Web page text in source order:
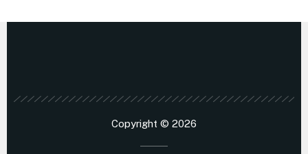
Copyright © 2026